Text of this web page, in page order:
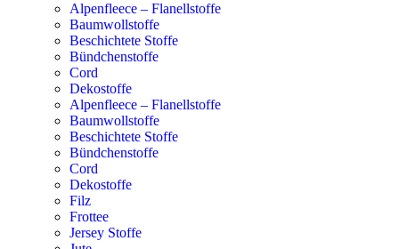
Alpenfleece – Flanellstoffe
Baumwollstoffe
Beschichtete Stoffe
Bündchenstoffe
Cord
Dekostoffe
Alpenfleece – Flanellstoffe
Baumwollstoffe
Beschichtete Stoffe
Bündchenstoffe
Cord
Dekostoffe
Filz
Frottee
Jersey Stoffe